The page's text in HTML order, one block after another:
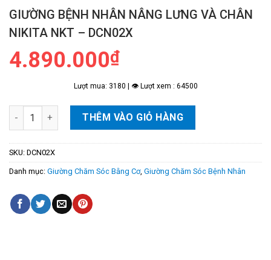
GIƯỜNG BỆNH NHÂN NÂNG LƯNG VÀ CHÂN
NIKITA NKT – DCN02X
4.890.000₫
Lượt mua: 3180 | 👁 Lượt xem : 64500
Giường Bệnh Nhân Nâng Lưng Và Chân NIKITA NKT - DCN02X
THÊM VÀO GIỎ HÀNG
SKU: DCN02X
Danh mục: Giường Chăm Sóc Bằng Cơ, Giường Chăm Sóc Bệnh Nhân